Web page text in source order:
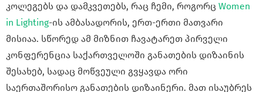
კოლეგებს და დამკვეთებს, რაც ჩემი, როგორც Women
in Lighting-ის ამბასადორის, ერთ-ერთი მათვარი
მისიაა. სწორედ ამ მიზნით ჩავატარეთ პირველი
კონფერენცია საქართველოში განათების დიზაინის
შესახებ, სადაც მოწვეული გვყავდა ორი
საერთაშორისო განათების დიზაინერი. მათ ისაუბრეს